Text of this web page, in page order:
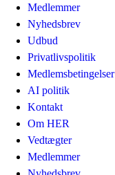
Medlemmer
Nyhedsbrev
Udbud
Privatlivspolitik
Medlemsbetingelser
AI politik
Kontakt
Om HER
Vedtægter
Medlemmer